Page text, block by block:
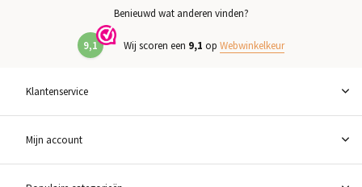
Benieuwd wat anderen vinden?
9,1 Wij scoren een 9,1 op Webwinkelkeur
Klantenservice
Mijn account